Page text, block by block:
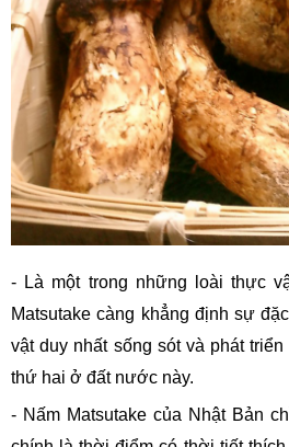
- Là một trong những loài thực
Matsutake càng khẳng định sự
vật duy nhất sống sót và phát
thứ hai ở đất nước này.
- Nấm Matsutake của Nhật Bản